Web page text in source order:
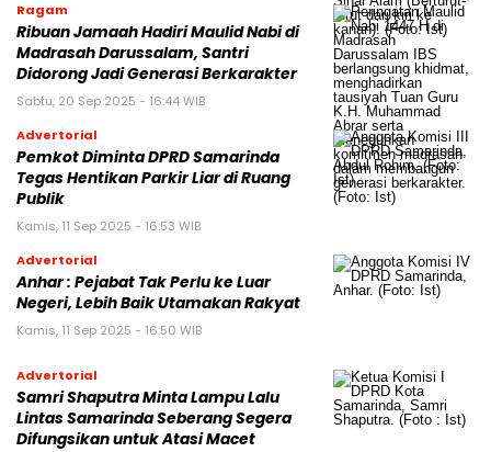
Ragam
Ribuan Jamaah Hadiri Maulid Nabi di
Madrasah Darussalam, Santri
Didorong Jadi Generasi Berkarakter
Sabtu, 20 Sep 2025 - 16:44 WIB
Advertorial
Pemkot Diminta DPRD Samarinda
Tegas Hentikan Parkir Liar di Ruang
Publik
Kamis, 11 Sep 2025 - 16:53 WIB
Advertorial
Anhar : Pejabat Tak Perlu ke Luar
Negeri, Lebih Baik Utamakan Rakyat
Kamis, 11 Sep 2025 - 16:50 WIB
Advertorial
Samri Shaputra Minta Lampu Lalu
Lintas Samarinda Seberang Segera
Difungsikan untuk Atasi Macet